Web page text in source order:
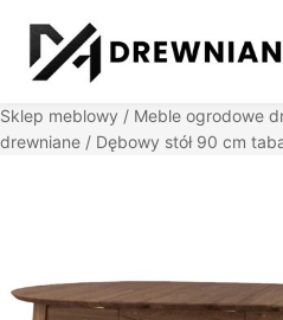
Sklep meblowy / Meble ogrodowe
drewniane / Dębowy stół 90 cm